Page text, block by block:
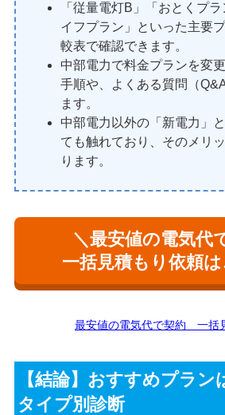
「従量電灯B」「おとくプ
イフプラン」といった主要
較表で確認できます。
中部電力で料金プランを変
手順や、よくある質問（
ます。
中部電力以外の「新電力」
ても触れており、そのメリ
ります。
＼最安値の電気代
一括見積もり依頼
最安値の電気代で契約 一括
【結論】おすすめプラン
タイプ別診断